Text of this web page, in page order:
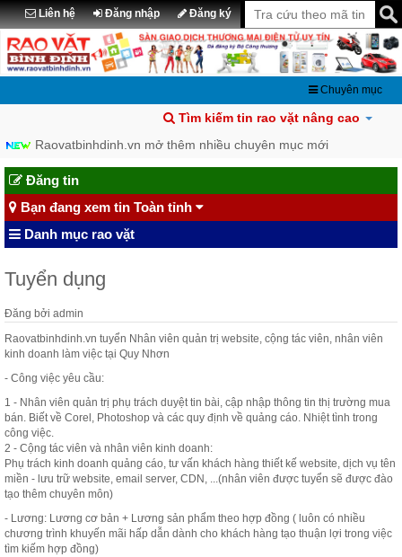
Liên hệ Đăng nhập Đăng ký
Chuyên mục
Tìm kiếm tin rao vặt nâng cao
Raovatbinhdinh.vn mở thêm nhiều chuyên mục mới
Đăng tin
Bạn đang xem tin Toàn tỉnh
Danh mục rao vặt
Tuyển dụng
Đăng bởi admin
Raovatbinhdinh.vn tuyển Nhân viên quản trị website, cộng tác viên, nhân viên
kinh doanh làm việc tại Quy Nhơn
- Công việc yêu cầu:
1 - Nhân viên quản trị phụ trách duyệt tin bài, cập nhập thông tin thị trường mua
bán. Biết về Corel, Photoshop và các quy định về quảng cáo. Nhiệt tình trong
công việc.
2 - Cộng tác viên và nhân viên kinh doanh:
Phụ trách kinh doanh quảng cáo, tư vấn khách hàng thiết kế website, dịch vụ tên
miền - lưu trữ website, email server, CDN, ...(nhân viên được tuyển sẽ được đào
tạo thêm chuyên môn)
- Lương: Lương cơ bản + Lương sản phẩm theo hợp đồng ( luôn có nhiều
chương trình khuyến mãi hấp dẫn dành cho khách hàng tạo thuận lợi trong việc
tìm kiếm hợp đồng)